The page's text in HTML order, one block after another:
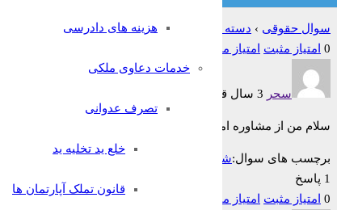
هزینه های دادرسی
خدمات دعاوی ملکی
تصرف عدوانی
خلع ید تخلیه ید
قانون تملک آپارتمان ها
سوال حقوقی › دسته بندی: خدمات دعاوی ملکی›شکایت از
0 امتیاز مثبت امتیاز منفی
سحر
سلام من از مشاوره املاک شکایت دارم به دلیل اینکه بیشتر از مبلغ
برچسب های سوال:شکایت از مشاوره املاک
1 پاسخ
0 امتیاز مثبت امتیاز منفی